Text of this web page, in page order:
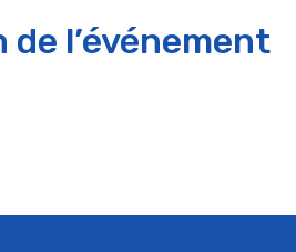
l’événement